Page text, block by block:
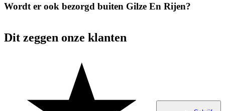
Wordt er ook bezorgd buiten Gilze En Rijen?
Dit zeggen onze klanten